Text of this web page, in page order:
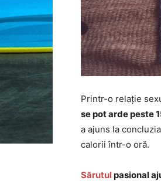
Printr-o relație
se pot arde peste
a ajuns la
calorii într-o oră.
Sărutulpasional